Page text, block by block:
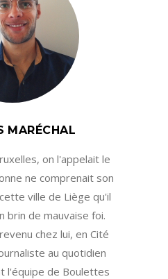
MARÉCHAL
on l'appelait le
ne comprenait son
ville de Liège qu'il
brin de mauvaise foi.
chez lui, en Cité
au quotidien
l'équipe de Boulettes